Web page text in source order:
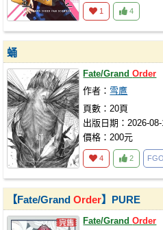
1 4
蛹
Fate/GrandOrder
作者： 雪鷹
頁數：20頁
出版日期：2026-
價格：200元
4 2 FGO
【Fate/GrandOrder】PURE
Fate/GrandOrder